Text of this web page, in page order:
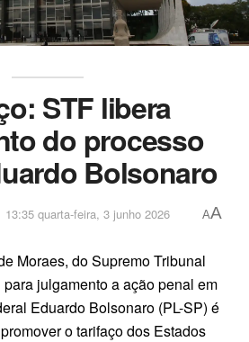
STF libera
do processo
Bolsonaro
13:35 quarta-feira, 3 junho 2026 AA
Moraes, do Supremo Tribunal
julgamento a ação penal em
Eduardo Bolsonaro (PL-SP) é
o tarifaço dos Estados